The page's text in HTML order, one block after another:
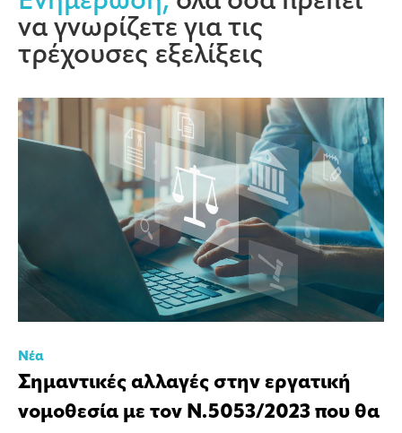
να γνωρίζετε για τις
τρέχουσες εξελίξεις
Νέα
Σημαντικές αλλαγές στην εργατική
νομοθεσία με τον Ν.5053/2023 που θα